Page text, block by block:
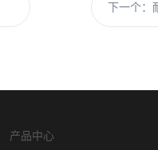
下一个：
产品中心